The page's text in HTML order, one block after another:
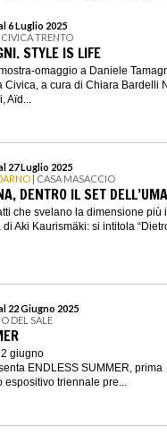
6 Luglio 2025
CIVICA TRENTO
STYLE IS LIFE
omaggio a Daniele
Civica, a cura di Chiara Bardelli
27 Luglio 2025
| CASA MASACCIO
DENTRO IL SET
che svelano la dimensione più
Aki Kaurismäki: si intitola
22 Giugno 2025
DEL SALE
giugno
ENDLESS SUMMER, prima
triennale pre...